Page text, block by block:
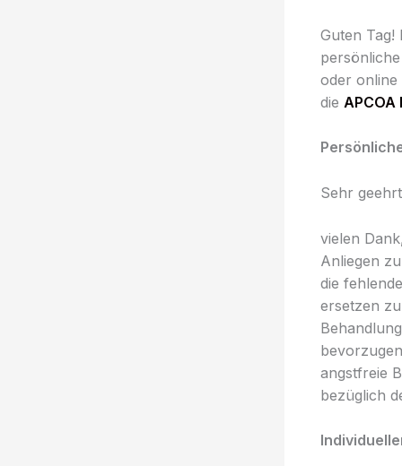
Guten Tag!
oder
die
Sehr
vielen
Anliegen
die
ersetzen
angstfreie
bezüglich